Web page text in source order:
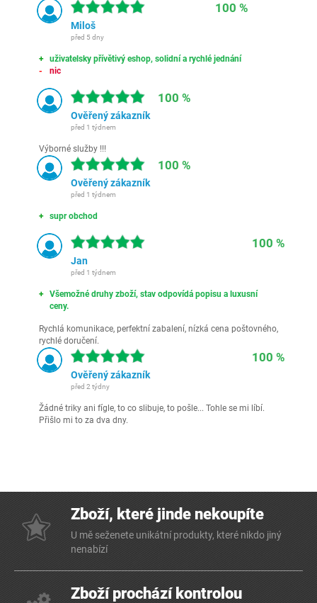
100 %
Miloš
před 5 dny
uživatelsky přívětivý eshop, solidní a rychlé jednání
nic
100 %
Ověřený zákazník
před 1 týdnem
Výborné služby !!!
100 %
Ověřený zákazník
před 1 týdnem
supr obchod
100 %
Jan
před 1 týdnem
Všemožné druhy zboží, stav odpovídá popisu a luxusní
ceny.
Rychlá komunikace, perfektní zabalení, nízká cena poštovného,
rychlé doručení.
100 %
Ověřený zákazník
před 2 týdny
Žádné triky ani fígle, to co slibuje, to pošle... Tohle se mi líbí.
Přišlo mi to za dva dny.
Zboží, které jinde nekoupíte
U mě seženete unikátní produkty, které nikdo jiný
nenabízí
Zboží prochází kontrolou